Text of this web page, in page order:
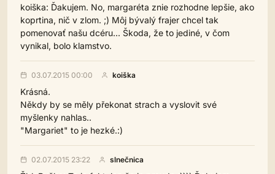
koiška: Ďakujem. No, margaréta znie rozhodne lepšie, ako
koprtina, nič v zlom. ;) Môj bývalý frajer chcel tak
pomenovať našu dcéru... Škoda, že to jediné, v čom
vynikal, bolo klamstvo.
03.07.2015 00:00 koiška
Krásná.
Někdy by se měly překonat strach a vyslovit své
myšlenky nahlas..
"Margariet" to je hezké.:)
02.07.2015 23:22 slnečnica